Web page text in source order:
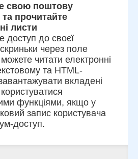
свою поштову
прочитайте
листи
доступ до своєї
через поле
читати електронні
та HTML-
вкладені
функціями, якщо у
запис користувача
доступ.